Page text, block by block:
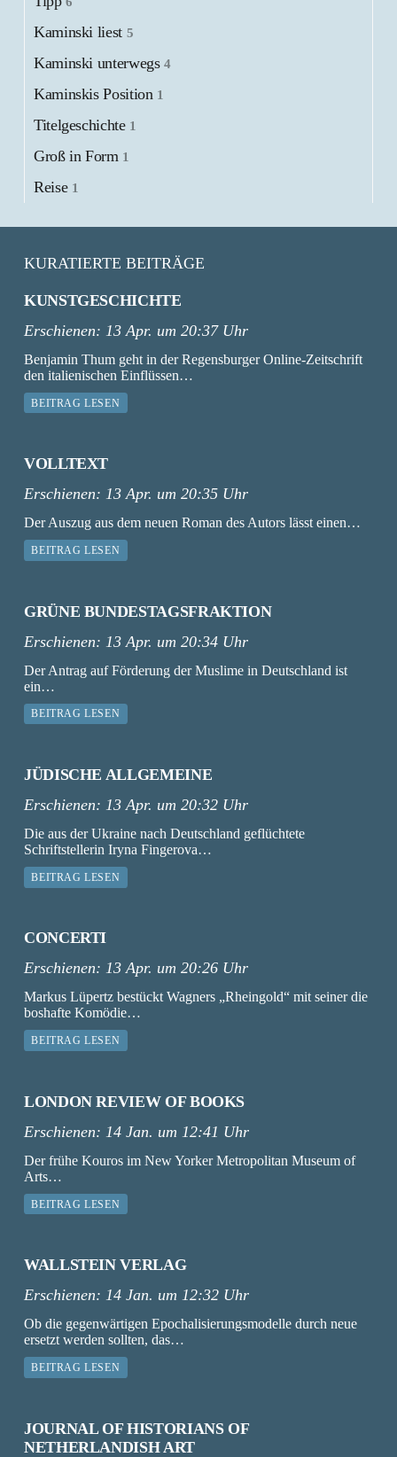
Kaminski liest 5
Kaminski unterwegs4
Kaminskis Position 1
Titelgeschichte 1
Groß in Form 1
Reise 1
KURATIERTE BEITRÄGE
KUNSTGESCHICHTE
Erschienen: 13 Apr. um 20:37 Uhr
Benjamin Thum geht in der Regensburger Online-Zeitschrift
den italienischen Einflüssen…
BEITRAG LESEN
VOLLTEXT
Erschienen: 13 Apr. um 20:35 Uhr
Der Auszug aus dem neuen Roman des Autors lässt einen…
BEITRAG LESEN
GRÜNE BUNDESTAGSFRAKTION
Erschienen: 13 Apr. um 20:34 Uhr
Der Antrag auf Förderung der Muslime in Deutschland ist
ein…
BEITRAG LESEN
JÜDISCHE ALLGEMEINE
Erschienen: 13 Apr. um 20:32 Uhr
Die aus der Ukraine nach Deutschland geflüchtete
Schriftstellerin Iryna Fingerova…
BEITRAG LESEN
CONCERTI
Erschienen: 13 Apr. um 20:26 Uhr
Markus Lüpertz bestückt Wagners „Rheingold“ mit seiner die
boshafte Komödie…
BEITRAG LESEN
LONDON REVIEW OF BOOKS
Erschienen: 14 Jan. um 12:41 Uhr
Der frühe Kouros im New Yorker Metropolitan Museum of
Arts…
BEITRAG LESEN
WALLSTEIN VERLAG
Erschienen: 14 Jan. um 12:32 Uhr
Ob die gegenwärtigen Epochalisierungsmodelle durch neue
ersetzt werden sollten, das…
BEITRAG LESEN
JOURNAL OF HISTORIANS OF
NETHERLANDISH ART